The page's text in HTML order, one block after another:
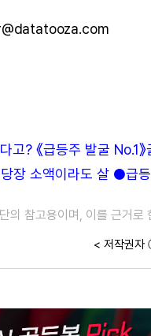
? 《급등주 발굴 No.1
장 소액이라도 살 ●급
의 참고용이며, 이를 근거로
< 저작권자